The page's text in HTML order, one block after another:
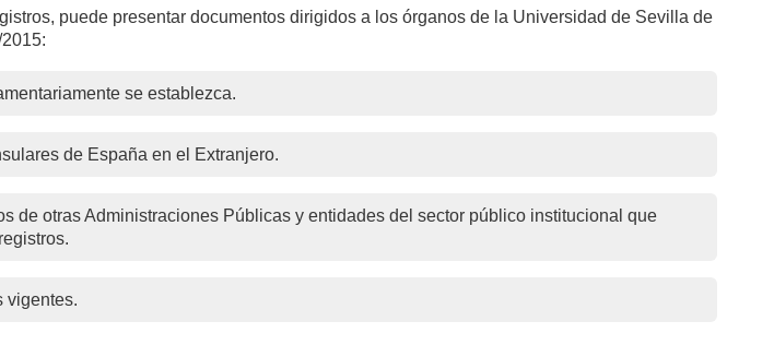
puede presentar documentos dirigidos a los órganos de la Universidad de Sevilla de
se establezca.
de España en el Extranjero.
de otras Administraciones Públicas y entidades del sector público institucional que
vigentes.